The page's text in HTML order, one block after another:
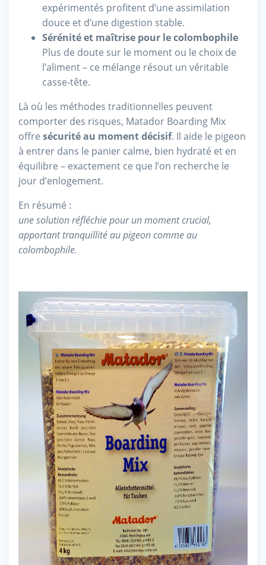
expérimentés profitent d’une assimilation
douce et d’une digestion stable.
Sérénité et maîtrise pour le colombophile
Plus de doute sur le moment ou le choix de
l’aliment – ce mélange résout un véritable
casse-tête.
Là où les méthodes traditionnelles peuvent
comporter des risques, Matador Boarding Mix
offre sécurité au moment décisif. Il aide le pigeon
à entrer dans le panier calme, bien hydraté et en
équilibre – exactement ce que l’on recherche le
jour d’enlogement.
En résumé :
une solution réfléchie pour un moment crucial,
apportant tranquillité au pigeon comme au
colombophile.